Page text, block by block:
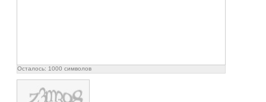
Осталось: 1000 символов